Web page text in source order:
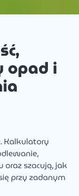
opad i
Kalkulatory
szacują, jak
przy zadanym